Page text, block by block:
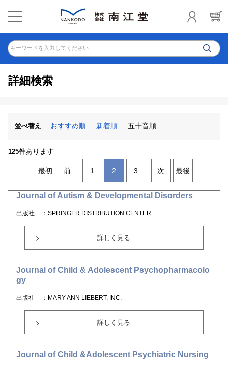
キーワードを入力してください
詳細検索
並べ替え おすすめ順 新着順 五十音順
125件あります
最初 前 1 2 3 次 最後
Journal of Autism & Developmental Disorders
出版社 ：SPRINGER DISTRIBUTION CENTER
詳しく見る
Journal of Child & Adolescent Psychopharmacolo
gy
出版社 ：MARY ANN LIEBERT, INC.
詳しく見る
Journal of Child &Adolescent Psychiatric Nursing